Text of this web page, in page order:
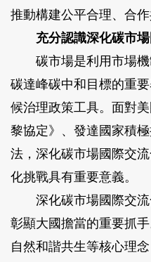
推動構建公平合理、合
充分認識深化碳市
碳市場是利用市場機
碳達峰碳中和目標的重
候治理政策工具。面對
黎協定》、發達國家積
法，深化碳市場國際交
化挑戰具有重要意義。
深化碳市場國際交流
彰顯大國擔當的重要抓
自然和諧共生等核心理